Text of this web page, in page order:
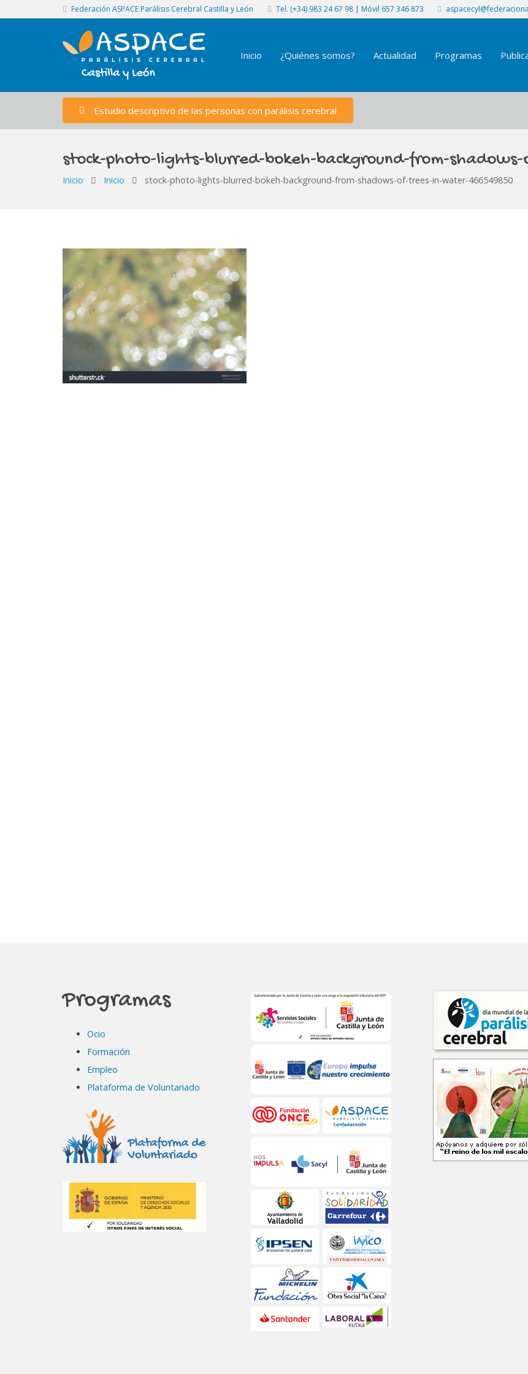
Federación ASPACE Parálisis Cerebral Castilla y León Tel. (+34) 983 24 67 98 | Móvil 657 346 873
Inicio ¿Quiénes somos? Actualidad Programas
Estudio descriptivo de las personas con parálisis cerebral
stock-photo-lights-blurred-bokeh-background-from-
Inicio Inicio stock-photo-lights-blurred-bokeh-background-from-shadows-of-trees-in-water-466549850
Programas
Ocio
Formación
Empleo
Plataforma de Voluntariado